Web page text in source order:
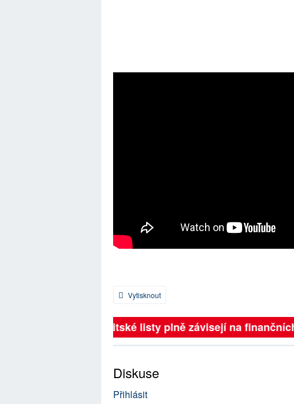
Vytisknout
Britské listy plně závisejí na finančních
Diskuse
Přihlásit